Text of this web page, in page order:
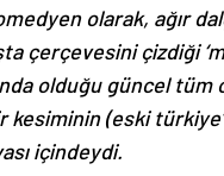
olarak, ağır
çerçevesini çizdiği
olduğu güncel tüm
(eski
içindeydi.